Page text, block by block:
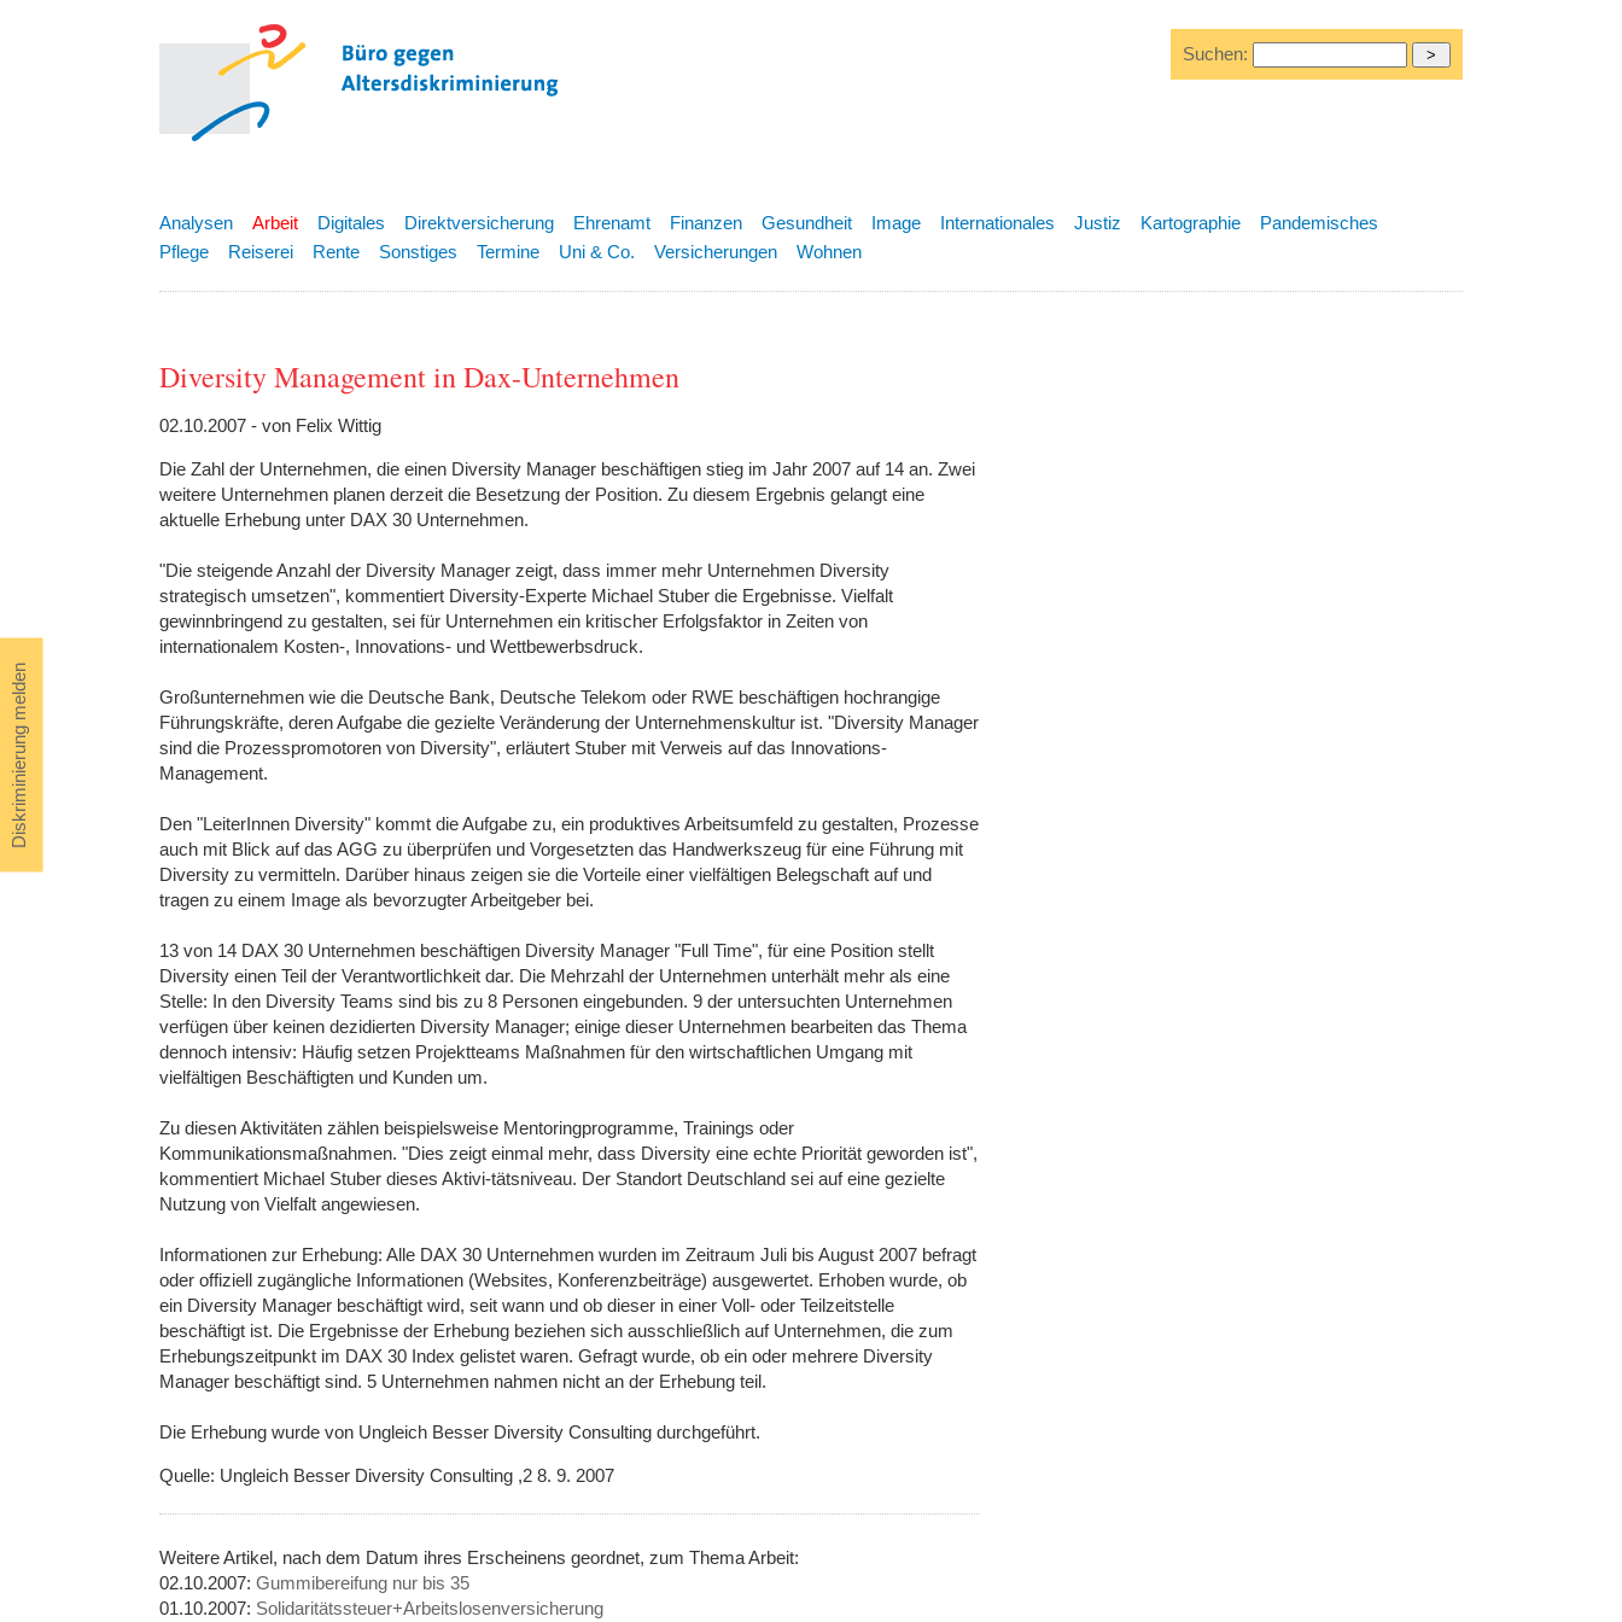
Diskriminierung melden
Suchen:
Analysen Arbeit Digitales Direktversicherung Ehrenamt Finanzen Gesundheit Image Internationales Justiz Kartographie
Pandemisches
Pflege
Reiserei Rente Sonstiges Termine Uni & Co. Versicherungen Wohnen
Diversity Management in Dax-Unternehmen
02.10.2007 - von Felix Wittig
Die Zahl der Unternehmen, die einen Diversity Manager beschäftigen stieg im Jahr 2007 auf 14 an. Zwei
weitere Unternehmen planen derzeit die Besetzung der Position. Zu diesem Ergebnis gelangt eine
aktuelle Erhebung unter DAX 30 Unternehmen.
"Die steigende Anzahl der Diversity Manager zeigt, dass immer mehr Unternehmen Diversity
strategisch umsetzen", kommentiert Diversity-Experte Michael Stuber die Ergebnisse. Vielfalt
gewinnbringend zu gestalten, sei für Unternehmen ein kritischer Erfolgsfaktor in Zeiten von
internationalem Kosten-, Innovations- und Wettbewerbsdruck.
Großunternehmen wie die Deutsche Bank, Deutsche Telekom oder RWE beschäftigen hochrangige
Führungskräfte, deren Aufgabe die gezielte Veränderung der Unternehmenskultur ist. "Diversity Manager
sind die Prozesspromotoren von Diversity", erläutert Stuber mit Verweis auf das Innovations-
Management.
Den "LeiterInnen Diversity" kommt die Aufgabe zu, ein produktives Arbeitsumfeld zu gestalten, Prozesse
auch mit Blick auf das AGG zu überprüfen und Vorgesetzten das Handwerkszeug für eine Führung mit
Diversity zu vermitteln. Darüber hinaus zeigen sie die Vorteile einer vielfältigen Belegschaft auf und
tragen zu einem Image als bevorzugter Arbeitgeber bei.
13 von 14 DAX 30 Unternehmen beschäftigen Diversity Manager "Full Time", für eine Position stellt
Diversity einen Teil der Verantwortlichkeit dar. Die Mehrzahl der Unternehmen unterhält mehr als eine
Stelle: In den Diversity Teams sind bis zu 8 Personen eingebunden. 9 der untersuchten Unternehmen
verfügen über keinen dezidierten Diversity Manager; einige dieser Unternehmen bearbeiten das Thema
dennoch intensiv: Häufig setzen Projektteams Maßnahmen für den wirtschaftlichen Umgang mit
vielfältigen Beschäftigten und Kunden um.
Zu diesen Aktivitäten zählen beispielsweise Mentoringprogramme, Trainings oder
Kommunikationsmaßnahmen. "Dies zeigt einmal mehr, dass Diversity eine echte Priorität geworden ist",
kommentiert Michael Stuber dieses Aktivi-tätsniveau. Der Standort Deutschland sei auf eine gezielte
Nutzung von Vielfalt angewiesen.
Informationen zur Erhebung: Alle DAX 30 Unternehmen wurden im Zeitraum Juli bis August 2007 befragt
oder offiziell zugängliche Informationen (Websites, Konferenzbeiträge) ausgewertet. Erhoben wurde, ob
ein Diversity Manager beschäftigt wird, seit wann und ob dieser in einer Voll- oder Teilzeitstelle
beschäftigt ist. Die Ergebnisse der Erhebung beziehen sich ausschließlich auf Unternehmen, die zum
Erhebungszeitpunkt im DAX 30 Index gelistet waren. Gefragt wurde, ob ein oder mehrere Diversity
Manager beschäftigt sind. 5 Unternehmen nahmen nicht an der Erhebung teil.
Die Erhebung wurde von Ungleich Besser Diversity Consulting durchgeführt.
Quelle: Ungleich Besser Diversity Consulting ,2 8. 9. 2007
Weitere Artikel, nach dem Datum ihres Erscheinens geordnet, zum Thema Arbeit:
02.10.2007: Gummibereifung nur bis 35
01.10.2007: Solidaritätssteuer+Arbeitslosenversicherung